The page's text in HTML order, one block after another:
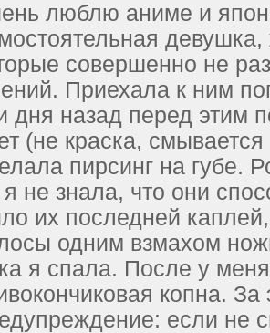
люблю аниме и
совершенно не
Приехала к ним
дня назад перед этим
(не краска,
пирсинг на губе.
я не знала, что они
их последней
одним взмахом
я спала. После у
копна.
если не